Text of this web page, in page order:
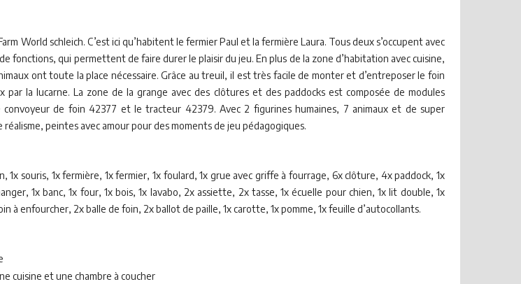
World schleich. C’est ici qu’habitent le fermier Paul et la fermière Laura. Tous deux s’occupent avec
fonctions, qui permettent de faire durer le plaisir du jeu. En plus de la zone d’habitation avec cuisine,
ont toute la place nécessaire. Grâce au treuil, il est très facile de monter et d’entreposer le foin
la lucarne. La zone de la grange avec des clôtures et des paddocks est composée de modules
de foin 42377 et le tracteur 42379. Avec 2 figurines humaines, 7 animaux et de super
peintes avec amour pour des moments de jeu pédagogiques.
1x souris, 1x fermière, 1x fermier, 1x foulard, 1x grue avec griffe à fourrage, 6x clôture, 4x paddock, 1x
1x banc, 1x four, 1x bois, 1x lavabo, 2x assiette, 2x tasse, 1x écuelle pour chien, 1x lit double, 1x
à enfourcher, 2x balle de foin, 2x ballot de paille, 1x carotte, 1x pomme, 1x feuille d’autocollants.
cuisine et une chambre à coucher